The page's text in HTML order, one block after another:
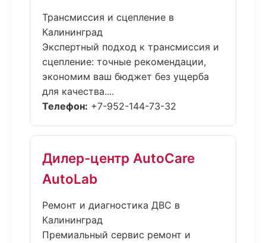
Трансмиссия и сцепление в
Калининград
Экспертный подход к трансмиссия и
сцепление: точные рекомендации,
экономим ваш бюджет без ущерба
для качества....
Телефон: +7-952-144-73-32
Дилер-центр AutoCare
AutoLab
Ремонт и диагностика ДВС в
Калининград
Премиальный сервис ремонт и